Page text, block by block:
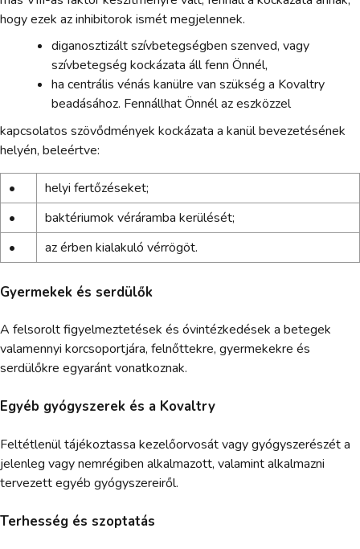
hogy ezek az inhibitorok ismét megjelennek.
diganosztizált szívbetegségben szenved, vagy
szívbetegség kockázata áll fenn Önnél,
ha centrális vénás kanülre van szükség a Kovaltry
beadásához. Fennállhat Önnél az eszközzel
kapcsolatos szövődmények kockázata a kanül bevezetésének
helyén, beleértve:
•
helyi fertőzéseket;
•
baktériumok véráramba kerülését;
•
az érben kialakuló vérrögöt.
Gyermekek és serdülők
A felsorolt figyelmeztetések és óvintézkedések a betegek
valamennyi korcsoportjára, felnőttekre, gyermekekre és
serdülőkre egyaránt vonatkoznak.
Egyéb gyógyszerek és a Kovaltry
Feltétlenül tájékoztassa kezelőorvosát vagy gyógyszerészét a
jelenleg vagy nemrégiben alkalmazott, valamint alkalmazni
tervezett egyéb gyógyszereiről.
Terhesség és szoptatás